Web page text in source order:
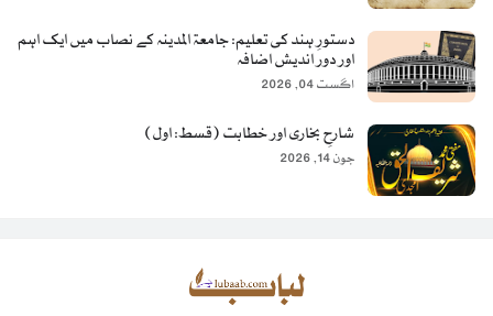
دستورِ ہند کی تعلیم: جامعۃ المدینہ کے نصاب میں ایک اہم
اور دور اندیش اضافہ
اگست 04, 2026
شارحِ بخاری اور خطابت (قسط: اول)
جون 14, 2026